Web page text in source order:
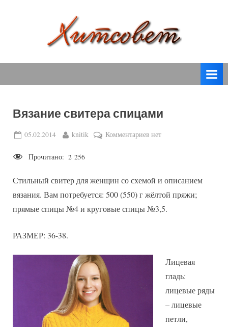
т
о
в
спицами,
крючком,
вязаные
модели
с
Вязание свитера спицами
Posted
05.02.2014 By
knitik Комментариевк
спицами
нет
Прочитано: 2 256
Стильный свитер для женщин со схемой и описанием
вязания. Вам потребуется: 500 (550) г жёлтой пряжи;
прямые спицы №4 и круговые спицы №3,5.
РАЗМЕР: 36-38.
Лицевая
гладь:
лицевые ряды
– лицевые
петли,